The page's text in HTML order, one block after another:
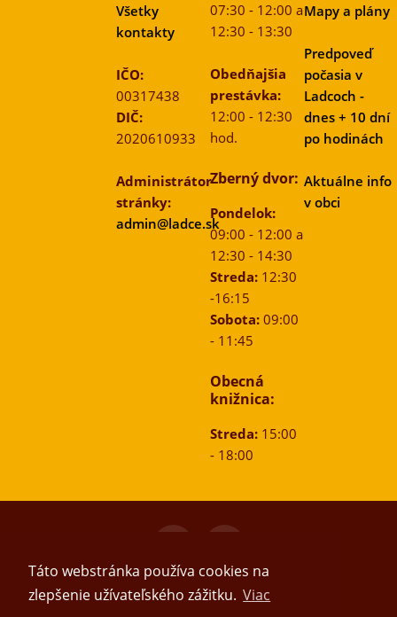
Táto webstránka používa cookies na
zlepšenie užívateľského zážitku. Viac
Všetky
kontakty
IČO:
00317438
DIČ:
2020610933
Administrátor
stránky:
admin@ladce.sk
07:30 - 12:00 a
12:30 - 13:30
Obedňajšia
prestávka:
12:00 - 12:30
hod.
Zberný dvor:
Pondelok:
09:00 - 12:00 a
12:30 - 14:30
Streda:12:30
-16:15
Sobota:09:00
- 11:45
Obecná
knižnica:
Streda:15:00
- 18:00
Mapy a plány
Predpoveď
počasia v
Ladcoch -
dnes + 10 dní
po hodinách
Aktuálne info
v obci